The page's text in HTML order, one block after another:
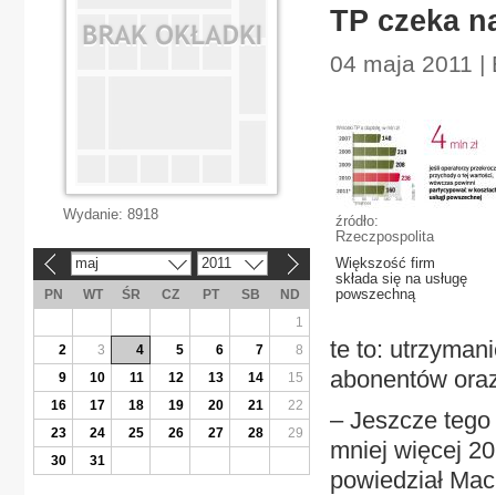
TP czeka
04 maja 2011 |
źródło:
Rzeczpospolita
Większość firm
składa się na usługę
powszechną
te to:
abonentów
– Jeszcze
mniej więcej
powiedział
Wydanie: 8918
maj 2011
PN WT ŚR CZ PT SB
ND
1
2
3 4 5 6 7
8
9
10 11 12 13 14
15
16
17 18 19 20 21
22
23
24 25 26 27 28
29
30
31